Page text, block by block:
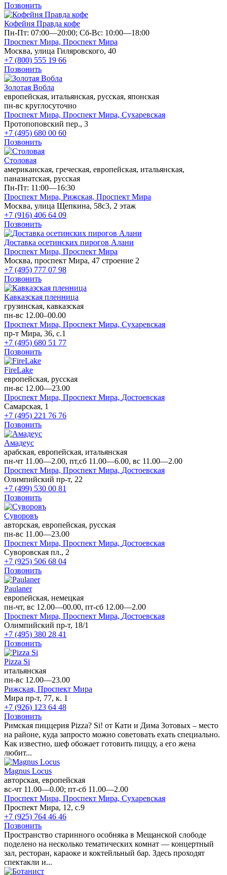
Позвонить
Кофейня Правда кофе
Пн-Пт: 07:00—20:00; Сб-Вс: 10:00—18:00
Проспект Мира, Проспект Мира
Москва, улица Гиляровского, 40
+7 (800) 555 19 66
Позвонить
Золотая Вобла
европейская, итальянская, русская, японская
пн-вс круглосуточно
Проспект Мира, Проспект Мира, Сухаревская
Протопоповский пер., 3
+7 (495) 680 00 60
Позвонить
Столовая
американская, греческая, европейская, итальянская,
паназиатская, русская
Пн-Пт: 11:00—16:30
Проспект Мира, Рижская, Проспект Мира
Москва, улица Щепкина, 58с3, 2 этаж
+7 (916) 406 64 09
Позвонить
Доставка осетинских пирогов Алани
Проспект Мира, Проспект Мира
Москва, проспект Мира, 47 строение 2
+7 (495) 777 07 98
Позвонить
Кавказская пленница
грузинская, кавказская
пн-вс 12.00–00.00
Проспект Мира, Проспект Мира, Сухаревская
пр-т Мира, 36, с.1
+7 (495) 680 51 77
Позвонить
FireLake
европейская, русская
пн-вс 12.00—23.00
Проспект Мира, Проспект Мира, Достоевская
Самарская, 1
+7 (495) 221 76 76
Позвонить
Амадеус
арабская, европейская, итальянская
пн-чт 11.00—2.00, пт,сб 11.00—6.00, вс 11.00—2.00
Проспект Мира, Проспект Мира, Достоевская
Олимпийский пр-т, 22
+7 (499) 530 00 81
Позвонить
Суворовъ
авторская, европейская, русская
пн-вс 11.00—23.00
Проспект Мира, Проспект Мира, Достоевская
Суворовская пл., 2
+7 (925) 506 68 04
Позвонить
Paulaner
европейская, немецкая
пн-чт, вс 12.00—00.00, пт-сб 12.00—2.00
Проспект Мира, Проспект Мира, Достоевская
Олимпийский пр-т, 18/1
+7 (495) 380 28 41
Позвонить
Pizza Si
итальянская
пн-вс 12.00—23.00
Рижская, Проспект Мира
Мира пр-т, 77, к. 1
+7 (926) 123 64 48
Позвонить
Римская пиццерия Pizza? Si! от Кати и Дима Зотовых – место
на районе, куда запросто можно советовать ехать специально.
Как известно, шеф обожает готовить пиццу, а его жена
любит...
Magnus Locus
авторская, европейская
вс-чт 11.00—0.00; пт-сб 11.00—2.00
Проспект Мира, Проспект Мира, Сухаревская
Проспект Мира, 12, с.9
+7 (925) 764 46 46
Позвонить
Пространство старинного особняка в Мещанской слободе
поделено на несколько тематических комнат — концертный
зал, ресторан, караоке и коктейльный бар. Здесь проходят
спектакли и...